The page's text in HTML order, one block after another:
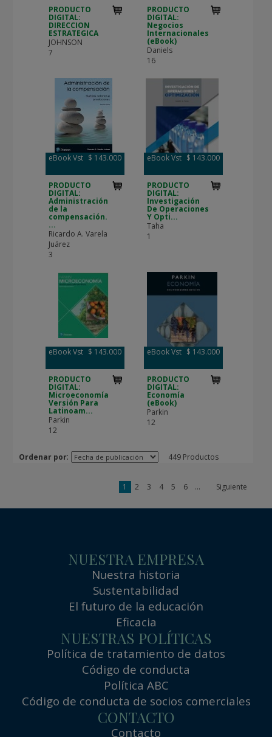
PRODUCTO
DIGITAL:
DIRECCION
ESTRATEGICA
JOHNSON
7
PRODUCTO
DIGITAL:
Negocios
Internacionales
(eBook)
Daniels
16
eBook Vst $ 143.000
PRODUCTO
DIGITAL:
Administración
de la
compensación.
...
Ricardo A. Varela
Juárez
3
eBook Vst $ 143.000
PRODUCTO
DIGITAL:
Investigación
De Operaciones
Y Opti...
Taha
1
eBook Vst $ 143.000
PRODUCTO
DIGITAL:
Microeconomía
Versión Para
Latinoam...
Parkin
12
eBook Vst $ 143.000
PRODUCTO
DIGITAL:
Economía
(eBook)
Parkin
12
Ordenar por: 449 Productos
1 2 3 4 5 6 ... Siguiente
NUESTRA EMPRESA
Nuestra historia
Sustentabilidad
El futuro de la educación
Eficacia
NUESTRAS POLÍTICAS
Política de tratamiento de datos
Código de conducta
Política ABC
Código de conducta de socios comerciales
CONTACTO
Contacto